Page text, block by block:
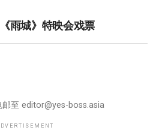
雨城》特映会戏票
邮至 editor@yes-boss.asia